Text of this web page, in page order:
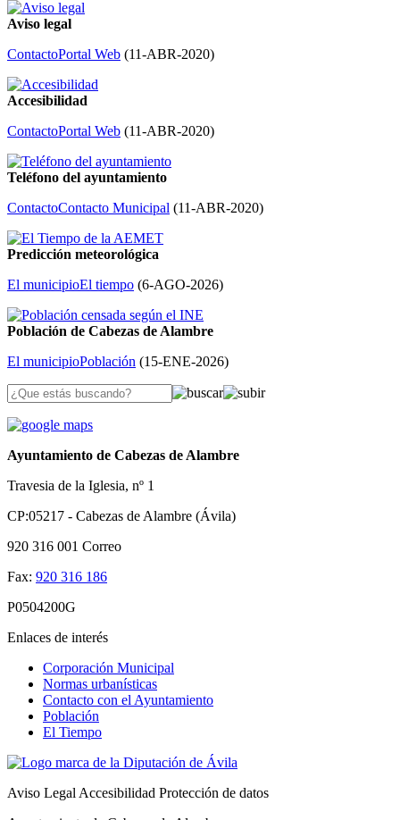
Aviso legal
ContactoPortal Web (11-ABR-2020)
Accesibilidad
ContactoPortal Web (11-ABR-2020)
Teléfono del ayuntamiento
ContactoContacto Municipal (11-ABR-2020)
Predicción meteorológica
El municipioEl tiempo (6-AGO-2026)
Población de Cabezas de Alambre
El municipioPoblación (15-ENE-2026)
Ayuntamiento de Cabezas de Alambre
Travesia de la Iglesia, nº 1
CP:05217 - Cabezas de Alambre (Ávila)
920 316 001 Correo
Fax: 920 316 186
P0504200G
Enlaces de interés
Corporación Municipal
Normas urbanísticas
Contacto con el Ayuntamiento
Población
El Tiempo
Aviso Legal Accesibilidad Protección de datos